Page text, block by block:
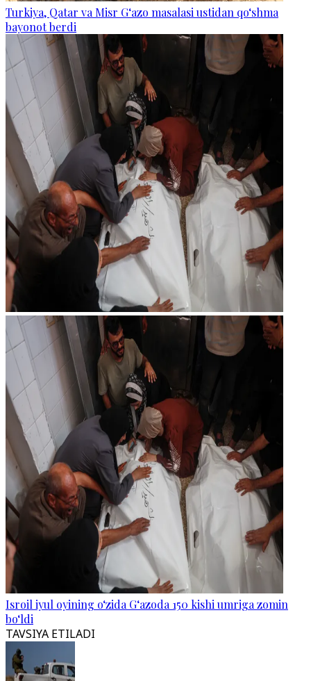
Turkiya, Qatar va Misr G‘azo masalasi ustidan qo‘shma
bayonot berdi
Isroil iyul oyining o‘zida G‘azoda 150 kishi umriga zomin
bo‘ldi
TAVSIYA ETILADI